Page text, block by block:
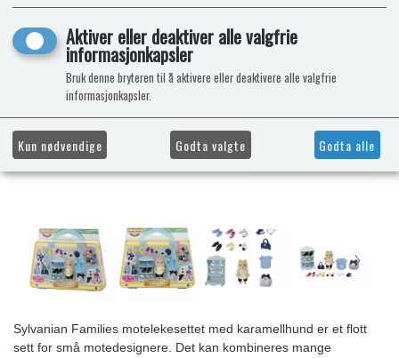
Sylvanian Families motelekesettet med karamellhund er et flott
sett for små motedesignere. Det kan kombineres mange
Aktiver eller deaktiver alle valgfrie
informasjonkapsler
Bruk denne bryteren til å aktivere eller deaktivere alle valgfrie
informasjonkapsler.
Kun nødvendige Godta valgte Godta alle